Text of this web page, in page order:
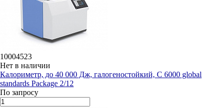
10004523
Нет в наличии
Калориметр, до 40 000 Дж, галогеностойкий, C 6000 global
standards Package 2/12
По запросу